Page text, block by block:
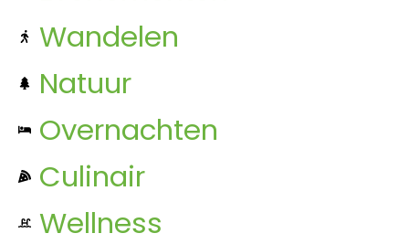
Wandelen
Natuur
Overnachten
Culinair
Wellness